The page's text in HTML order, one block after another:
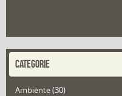
CATEGORIE
Ambiente(30)